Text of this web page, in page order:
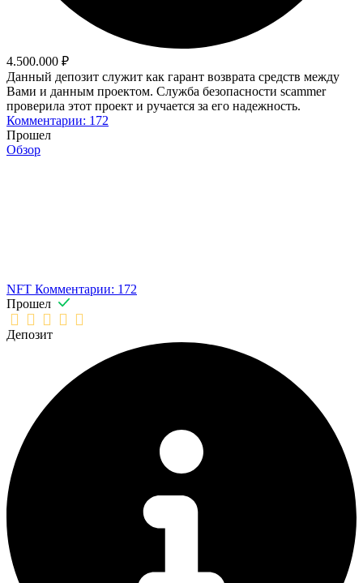
4.500.000 ₽
Данный депозит служит как гарант возврата средств между
Вами и данным проектом. Служба безопасности scammer
проверила этот проект и ручается за его надежность.
Комментарии: 172
Прошел
Обзор
NFT Комментарии: 172
Прошел
Депозит